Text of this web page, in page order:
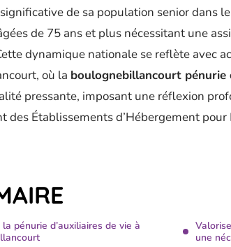
de sa population senior dans
de 75 ans et plus nécessitant une
dynamique nationale se reflète avec
où la boulognebillancourt pénurie
pressante, imposant une réflexion
des Établissements d’Hébergement
pénurie d’auxiliaires de vie à
une